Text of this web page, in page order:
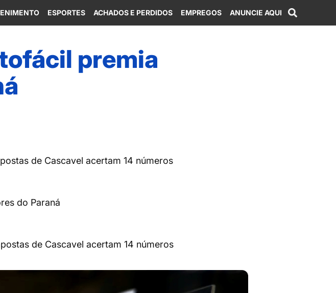
ESPORTES ACHADOS E PERDIDOS EMPREGOS ANUNCIE AQUI
premia
de Cascavel acertam 14 números
do Paraná
de Cascavel acertam 14 números